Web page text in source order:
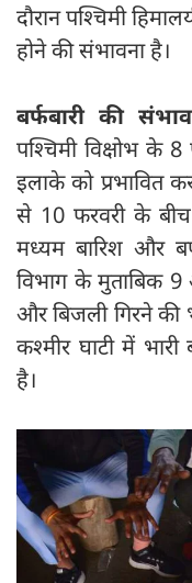
दौरान पश्चिमी
होने की संभावना है।
बर्फबारी की
पश्चिमी विक्षोभ के
इलाके को प्रभावित
से 10 फरवरी के बीच
मध्यम बारिश और
विभाग के मुताबिक
और बिजली गिरने की
कश्मीर घाटी में
है।